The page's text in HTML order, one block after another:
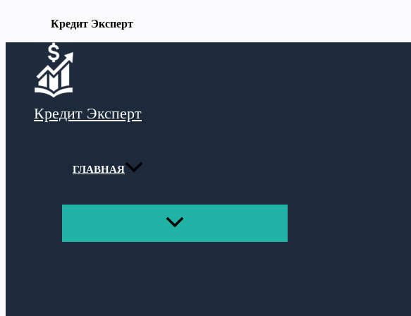
Кредит Эксперт
содержимому
Кредит Эксперт
ГЛАВНАЯ
ПЕРЕКЛЮЧАТЕЛЬ